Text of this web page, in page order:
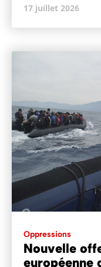
17 juillet 2026
Oppressions
Nouvelle
européenne